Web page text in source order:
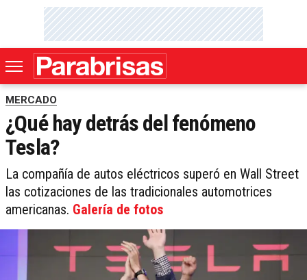
MERCADO
¿Qué hay detrás del fenómeno
Tesla?
La compañía de autos eléctricos superó en Wall Street
las cotizaciones de las tradicionales automotrices
americanas. Galería de fotos